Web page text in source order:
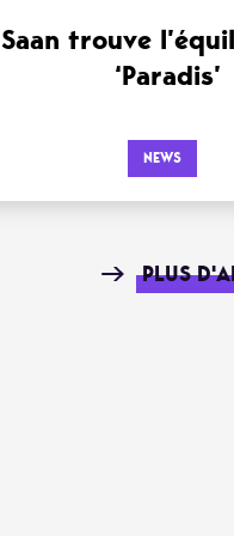
Saan trouve
‘Paradis’
NEWS
PLUS